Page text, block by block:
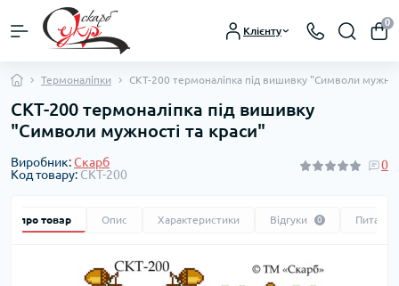
Клієнту
0
Термоналіпки СКТ-200 термоналіпка під вишивку "Символи
СКТ-200 термоналіпка під вишивку
"Символи мужності та краси"
Виробник:Скарб
Код товару: СКТ-200
0
про товар Опис Характеристики Відгуки 0 Питання